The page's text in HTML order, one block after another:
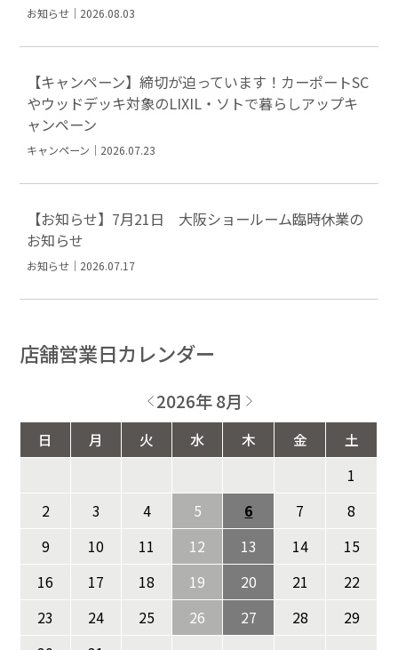
お知らせ｜2026.08.03
【キャンペーン】締切が迫っています！カーポートSC
やウッドデッキ対象のLIXIL・ソトで暮らしアップキ
ャンペーン
キャンペーン｜2026.07.23
【お知らせ】7月21日 大阪ショールーム臨時休業の
お知らせ
お知らせ｜2026.07.17
店舗営業日カレンダー
2026年 8月
日 月 火 水 木 金
土
1
2
3 4 5 6 7
8
9
10 11 12 13 14
15
16
17 18 19 20 21
22
23
24 25 26 27 28
29